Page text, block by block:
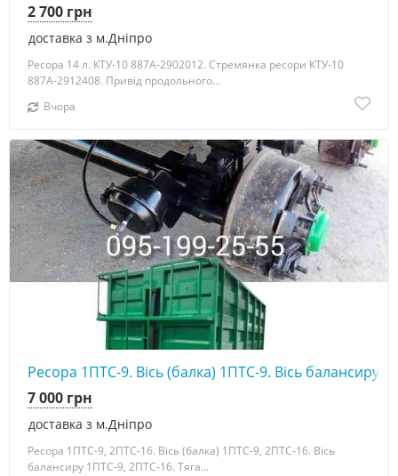
доставка з м.Дніпро
2 700 грн
Ресора 14 л. КТУ-10 887А-2902012. Стремянка ресори КТУ-10
887А-2912408. Привід продольного...
Вчора
Ресора 1ПТС-9. Вісь (балка) 1ПТС-9. Вісь балансиру
доставка з м.Дніпро
7 000 грн
Ресора 1ПТС-9, 2ПТС-16. Вісь (балка) 1ПТС-9, 2ПТС-16. Вісь
балансиру 1ПТС-9, 2ПТС-16. Тяга...